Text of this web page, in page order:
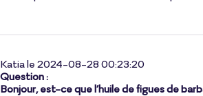
Katia le 2024-08-28 00:23:20
Question :
Bonjour, est-ce que l’huile de figues de